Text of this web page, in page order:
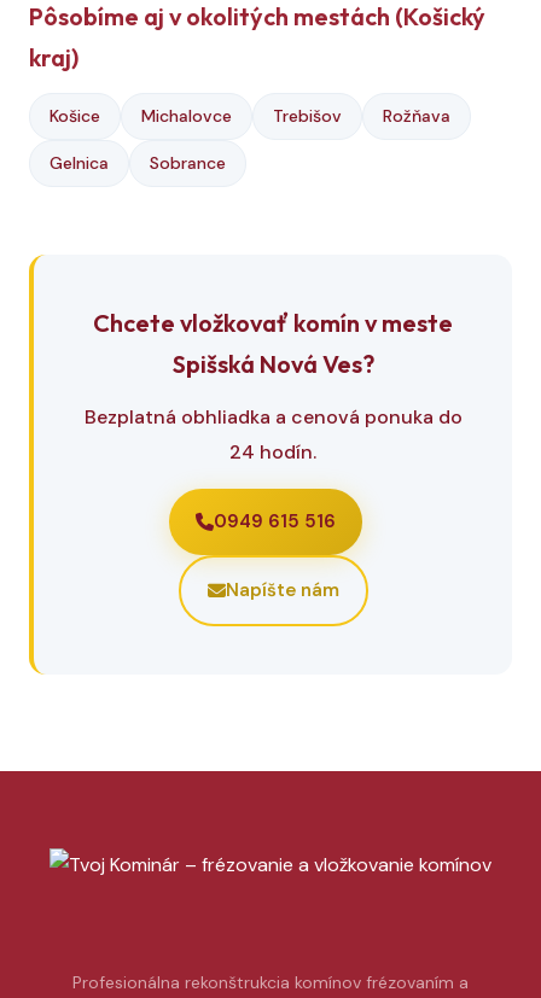
Pôsobíme aj v okolitých mestách (Košický
kraj)
Košice Michalovce Trebišov Rožňava
Gelnica Sobrance
Chcete vložkovať komín v meste
Spišská Nová Ves?
Bezplatná obhliadka a cenová ponuka do
24 hodín.
0949 615 516
Napíšte nám
Profesionálna rekonštrukcia komínov frézovaním a